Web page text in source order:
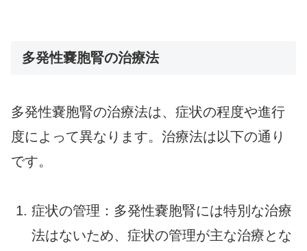
多発性嚢胞腎の治療法
多発性嚢胞腎の治療法は、症状の程度や進行
度によって異なります。治療法は以下の通り
です。
症状の管理：多発性嚢胞腎には特別な治療
法はないため、症状の管理が主な治療とな